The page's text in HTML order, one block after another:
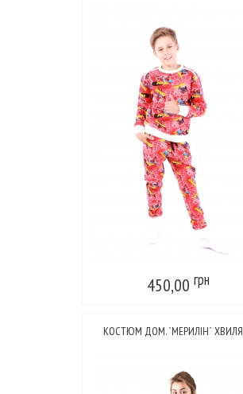
450,00 грн
КОСТЮМ ДОМ. `МЕРИЛІН` ХВИЛЯ